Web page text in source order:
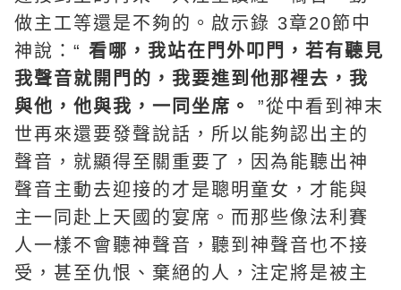
做主工等還是不夠的。 啟示錄 3章20節中
神說：“ 看哪，我站在門外叩門，若有聽見
我聲音就開門的，我要進到他那裡去，我
與他，他與我，一同坐席。
”從中看到神末
世再來還要發聲說話，所以能夠認出主的
聲音，就顯得至關重要了，因為能聽出神
聲音主動去迎接的才是聰明童女，才能與
主一同赴上天國的宴席。而那些像法利賽
人一樣不會聽神聲音，聽到神聲音也不接
受，甚至仇恨、棄絕的人，注定將是被主